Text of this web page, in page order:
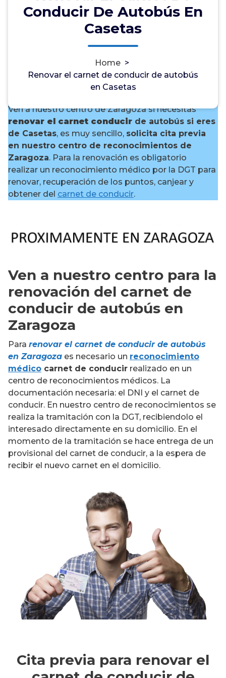
Conducir De Autobús En
Casetas
Home >
Renovar el carnet de conducir de autobús
en Casetas
¿Necesitas renovar el carnet
de conducir de autobús en
Ven a nuestro centro de Zaragoza si necesitas
renovar el carnet conducir de autobús si eres
de Casetas, es muy sencillo, solicita cita previa
en nuestro centro de reconocimientos de
Zaragoza. Para la renovación es obligatorio
realizar un reconocimiento médico por la DGT para
renovar, recuperación de los puntos, canjear y
obtener del carnet de conducir.
Ven a nuestro centro para la
renovación del carnet de
conducir de autobús en
Zaragoza
Para renovar el carnet de conducir de autobús
en Zaragoza es necesario un reconocimiento
médico carnet de conducir realizado en un
centro de reconocimientos médicos. La
documentación necesaria: el DNI y el carnet de
conducir. En nuestro centro de reconocimientos se
realiza la tramitación con la DGT, recibiendolo el
interesado directamente en su domicilio. En el
momento de la tramitación se hace entrega de un
provisional del carnet de conducir, a la espera de
recibir el nuevo carnet en el domicilio.
Cita previa para renovar el